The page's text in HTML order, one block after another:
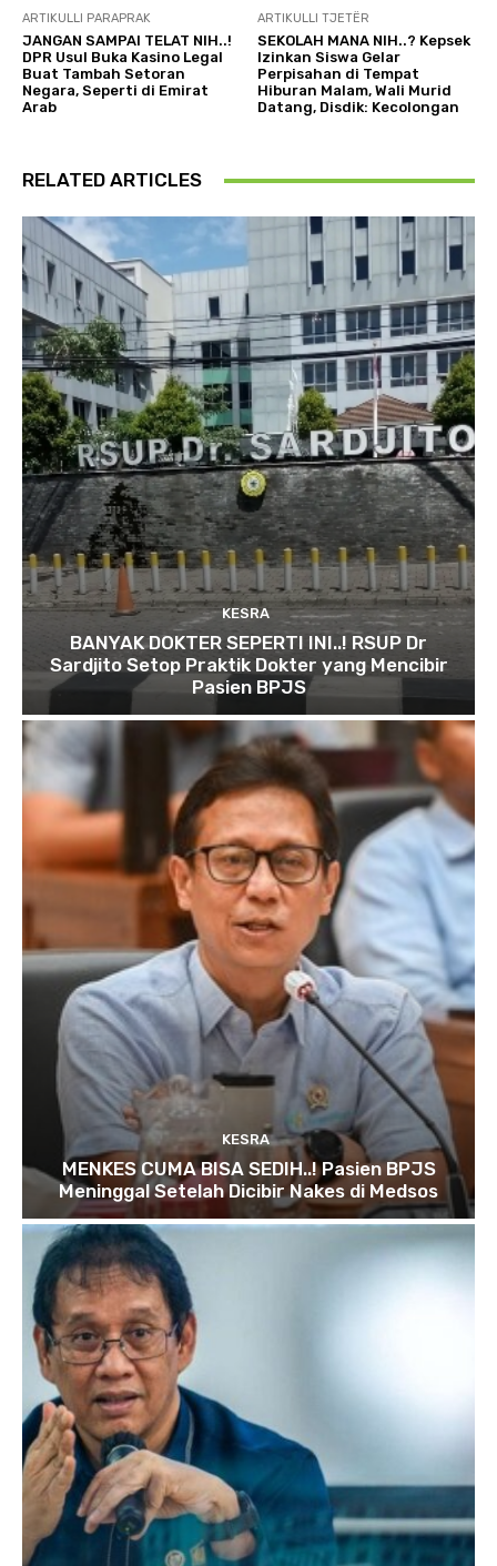
ARTIKULLI PARAPRAK
JANGAN SAMPAI TELAT NIH..!
DPR Usul Buka Kasino Legal
Buat Tambah Setoran
Negara, Seperti di Emirat
Arab
ARTIKULLI TJETËR
SEKOLAH MANA NIH..? Kepsek
Izinkan Siswa Gelar
Perpisahan di Tempat
Hiburan Malam, Wali Murid
Datang, Disdik: Kecolongan
RELATED ARTICLES
KESRA
BANYAK DOKTER SEPERTI INI..! RSUP Dr
Sardjito Setop Praktik Dokter yang Mencibir
Pasien BPJS
KESRA
MENKES CUMA BISA SEDIH..! Pasien BPJS
Meninggal Setelah Dicibir Nakes di Medsos